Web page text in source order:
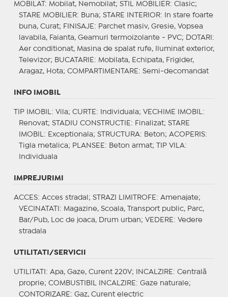
MOBILAT : Mobilat, Nemobilat; STIL MOBILIER: Clasic;
STARE MOBILIER: Buna; STARE INTERIOR: In stare foarte
buna, Curat; FINISAJE : Parchet masiv, Gresie, Vopsea
lavabila, Faianta, Geamuri termoizolante - PVC;
DOTARI :
Aer conditionat, Masina de spalat rufe, Iluminat exterior,
Televizor; BUCATARIE : Mobilata, Echipata, Frigider,
Aragaz, Hota; COMPARTIMENTARE : Semi-decomandat
INFO IMOBIL
TIP IMOBIL : Vila; CURTE : Individuala; VECHIME IMOBIL :
Renovat; STADIU CONSTRUCTIE : Finalizat; STARE
IMOBIL : Exceptionala; STRUCTURA: Beton; ACOPERIS:
Tigla metalica; PLANSEE : Beton armat; TIP VILA:
Individuala
IMPREJURIMI
ACCES: Acces stradal; STRAZI LIMITROFE : Amenajate;
VECINATATI : Magazine, Scoala, Transport public, Parc,
Bar/Pub, Loc de joaca, Drum urban; VEDERE : Vedere
stradala
UTILITATI/SERVICII
UTILITATI : Apa, Gaze, Curent 220V; INCALZIRE : Centrală
proprie; COMBUSTIBIL INCALZIRE : Gaze naturale;
CONTORIZARE : Gaz, Curent electric